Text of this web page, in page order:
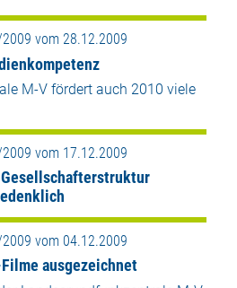
vom 28.12.2009
M-V fördert auch 2010 viele
vom 17.12.2009
Gesellschafterstruktur
vom 04.12.2009
ausgezeichnet